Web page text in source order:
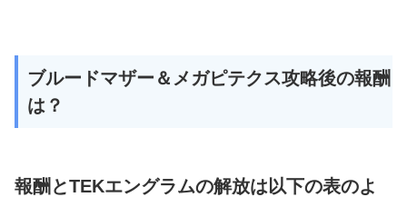
ブルードマザー＆メガピテクス攻略後の報酬
は？
報酬とTEKエングラムの解放は以下の表のよ